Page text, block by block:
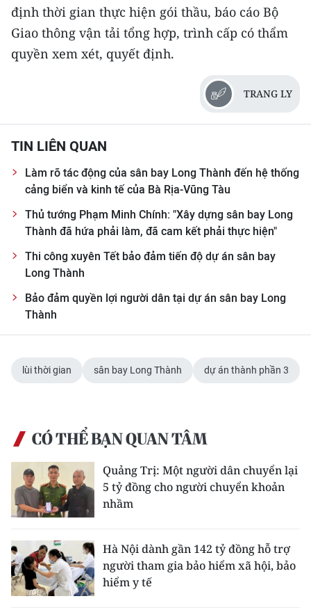
định thời gian thực hiện gói thầu, báo cáo Bộ
Giao thông vận tải tổng hợp, trình cấp có thẩm
quyền xem xét, quyết định.
TRANG LY
TIN LIÊN QUAN
Làm rõ tác động của sân bay Long Thành đến hệ thống
cảng biển và kinh tế của Bà Rịa-Vũng Tàu
Thủ tướng Phạm Minh Chính: "Xây dựng sân bay Long
Thành đã hứa phải làm, đã cam kết phải thực hiện"
Thi công xuyên Tết bảo đảm tiến độ dự án sân bay
Long Thành
Bảo đảm quyền lợi người dân tại dự án sân bay Long
Thành
lùi thời gian sân bay Long Thành dự án thành phần 3
CÓ THỂ BẠN QUAN TÂM
Quảng Trị: Một người dân chuyển lại
5 tỷ đồng cho người chuyển khoản
nhầm
Hà Nội dành gần 142 tỷ đồng hỗ trợ
người tham gia bảo hiểm xã hội, bảo
hiểm y tế